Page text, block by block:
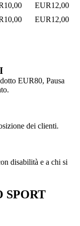
EUR12,00
EUR12,00
EUR80, Pausa
dei clienti.
disabilità e a chi si
SPORT